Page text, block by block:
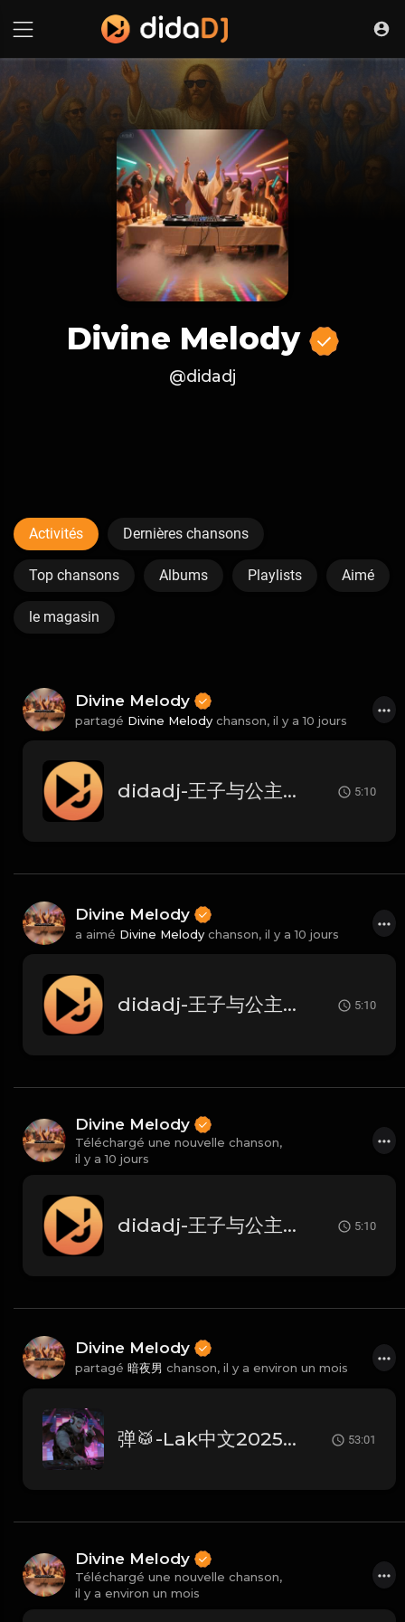
Divine Melody
@didadj
Activités Dernières chansons
Top chansons Albums Playlists Aimé
le magasin
Divine Melody
partagé Divine Melody chanson, il y a 10 jours
didadj-王子与公主 (Dida House) 5:10
Divine Melody
a aimé Divine Melody chanson, il y a 10 jours
didadj-王子与公主 (Dida House) 5:10
Divine Melody
Téléchargé une nouvelle chanson,
il y a 10 jours
didadj-王子与公主 (Dida House) 5:10
Divine Melody
partagé 暗夜男 chanson, il y a environ un mois
弹🥁-Lak中文2025抖音流行No.1【DJ周周】 53:01
Divine Melody
Téléchargé une nouvelle chanson,
il y a environ un mois